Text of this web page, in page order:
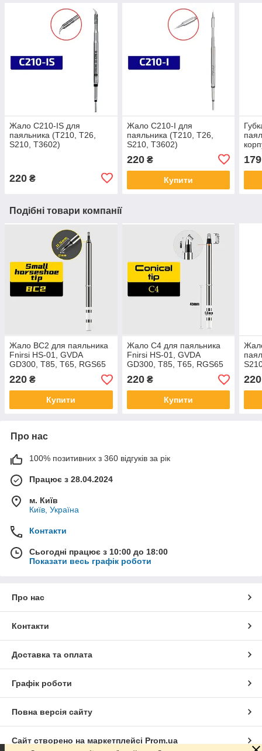
Жало С210-IS для
паяльника (T210, T26,
S210, T3602)
220 ₴
Жало С210-I для
паяльника (T210, T26,
S210, T3602)
220₴
Купити
179
Подібні товари компанії
Жало BС2 для паяльника
Fnirsi HS-01, GVDA
GD300, T85, T65, RGS65
220 ₴
Купити
Жало C4 для паяльника
Fnirsi HS-01, GVDA
GD300, T85, T65, RGS65
220₴
Купити
220
Про нас
100% позитивних з 360 відгуків за рік
Працює з 28.04.2024
м. Київ
Київ, Україна
Контакти
Сьогодні працює з 10:00 до 18:00
Показати весь графік роботи
Про нас
Контакти
Доставка та оплата
Графік роботи
Повна версія сайту
Сайт створено на маркетплейсі Prom.ua